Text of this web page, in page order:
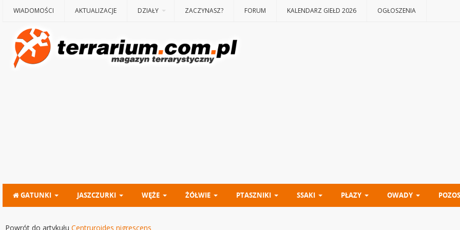
WIADOMOŚCI AKTUALIZACJE DZIAŁY ZACZYNASZ? FORUM KALENDARZ GIEŁD 2026 OGŁOSZENIA
GATUNKI JASZCZURKI WĘŻE ŻÓŁWIE PTASZNIKI SSAKI PŁAZY OWADY
Powrót do artykułu Centruroides nigrescens